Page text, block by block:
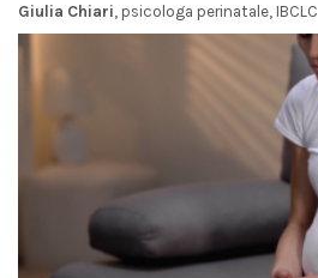
Giulia Chiari, psicologa perinatale, IBCLC